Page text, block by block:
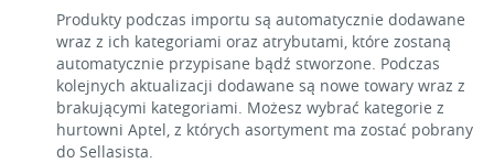
Produkty podczas importu są automatycznie dodawane
wraz z ich kategoriami oraz atrybutami, które zostaną
automatycznie przypisane bądź stworzone. Podczas
kolejnych aktualizacji dodawane są nowe towary wraz z
brakującymi kategoriami. Możesz wybrać kategorie z
hurtowni Aptel, z których asortyment ma zostać pobrany
do Sellasista.